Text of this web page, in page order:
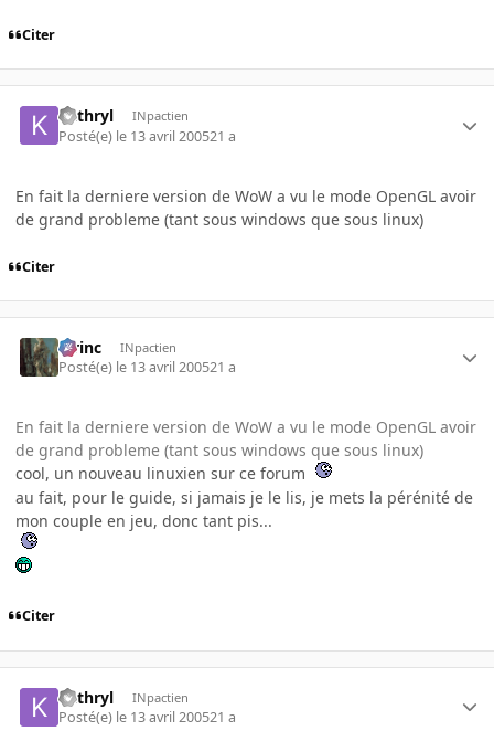
Citer
kathryl INpactien
Posté(e) le 13 avril 200521 a
En fait la derniere version de WoW a vu le mode OpenGL avoir
de grand probleme (tant sous windows que sous linux)
Citer
lorinc INpactien
Posté(e) le 13 avril 200521 a
En fait la derniere version de WoW a vu le mode OpenGL avoir
de grand probleme (tant sous windows que sous linux)
cool, un nouveau linuxien sur ce forum
au fait, pour le guide, si jamais je le lis, je mets la pérénité de
mon couple en jeu, donc tant pis...
Citer
kathryl INpactien
Posté(e) le 13 avril 200521 a